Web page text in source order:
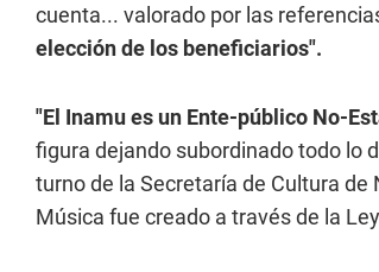
cuenta... valorado por las
elección de los beneficiarios".
"El Inamu es un Ente-público No-
figura dejando subordinado todo lo
turno de la Secretaría de Cultura
Música fue creado a través de la